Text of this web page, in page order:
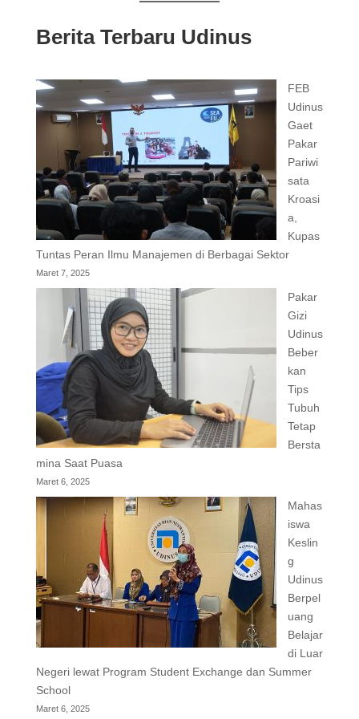
Berita Terbaru Udinus
FEB
Udinus
Gaet
Pakar
Pariwi
sata
Kroasi
a,
Kupas
Tuntas Peran Ilmu Manajemen di Berbagai Sektor
Maret 7, 2025
Pakar
Gizi
Udinus
Beber
kan
Tips
Tubuh
Tetap
Bersta
mina Saat Puasa
Maret 6, 2025
Mahas
iswa
Keslin
g
Udinus
Berpel
uang
Belajar
di Luar
Negeri lewat Program Student Exchange dan Summer
School
Maret 6, 2025